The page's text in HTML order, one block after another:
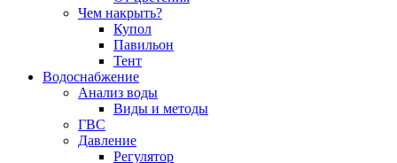
Чем накрыть?
Купол
Павильон
Тент
Водоснабжение
Анализ воды
Виды и методы
ГВС
Давление
Регулятор